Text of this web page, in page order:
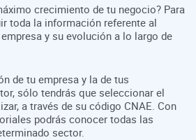
crecimiento de tu negocio? Para
toda la información referente al
y su evolución a lo largo de
de tu empresa y la de tus
sólo tendrás que seleccionar el
a través de su código CNAE. Con
podrás conocer todas las
sector.